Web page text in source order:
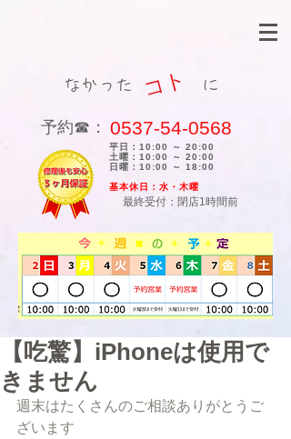
コト
なかった に
​予約☎： 0537-54-0568
平日：10:00 ～ 20:00
土曜：10:00 ～ 20:00
日曜：10:00 ～ 18:00
​基本休日：水・木曜
最終受付：閉店1時間前
【吃驚】iPhoneは使用で
きません
週末はたくさんのご相談ありがとうご
ざいます